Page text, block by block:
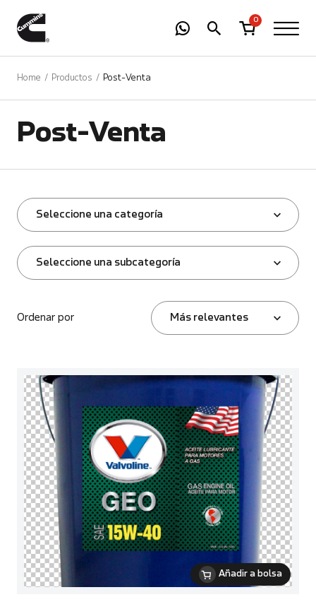
0
Home Productos Post-Venta
Post-Venta
Seleccione una categoría
Seleccione una subcategoría
Ordenar por Más relevantes
Añadir a bolsa